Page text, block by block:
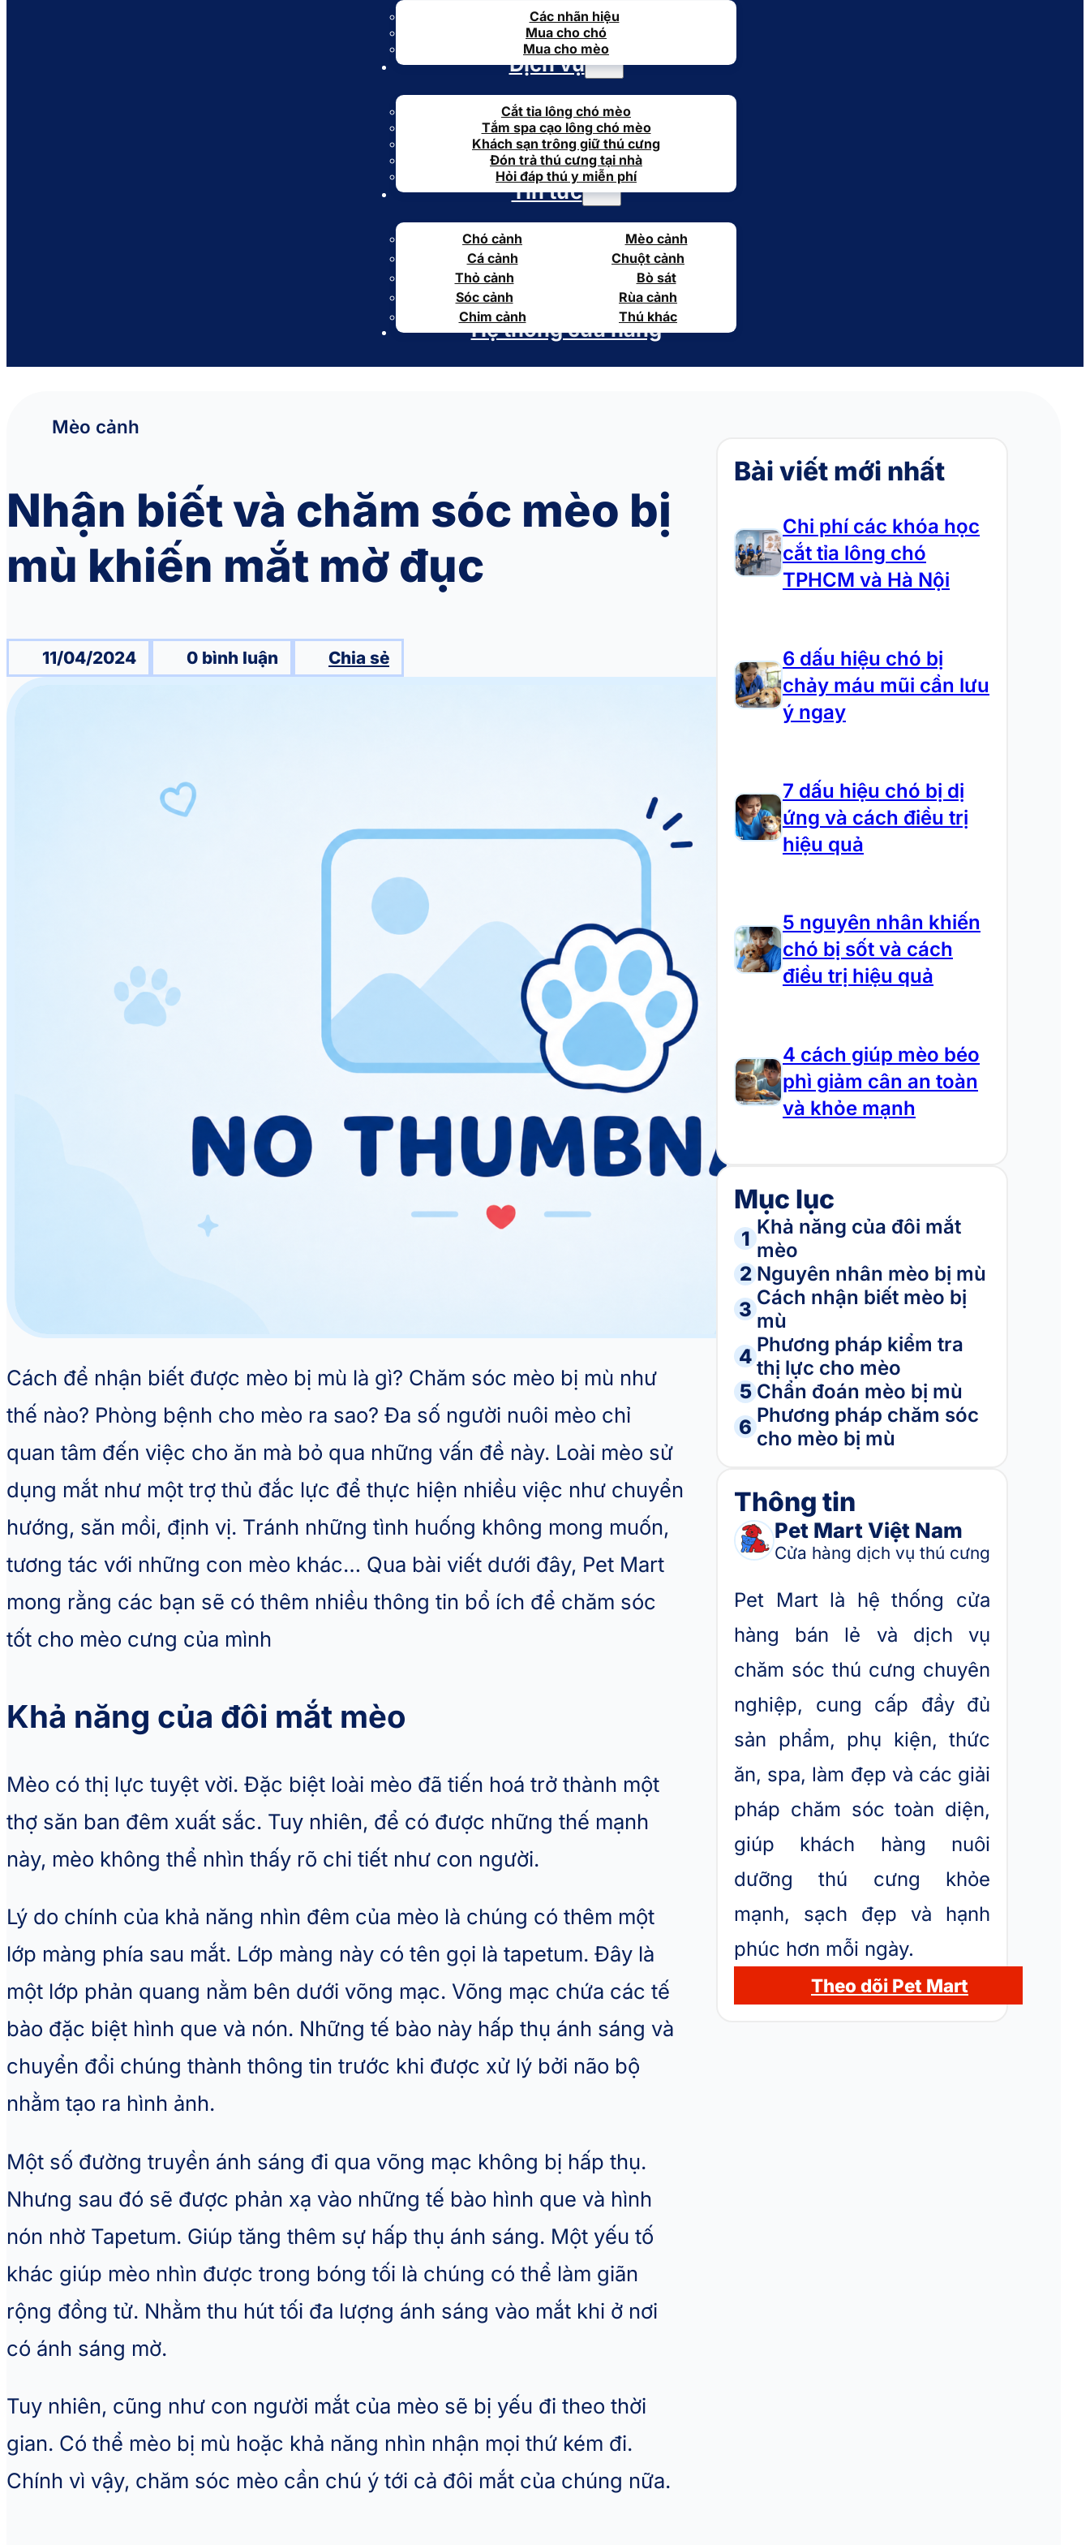
Các nhãn hiệu
Mua cho chó
Mua cho mèo
Dịch vụ
Cắt tỉa lông chó mèo
Tắm spa cạo lông chó mèo
Khách sạn trông giữ thú cưng
Đón trả thú cưng tại nhà
Hỏi đáp thú y miễn phí
Tin tức
Chó cảnh
Mèo cảnh
Cá cảnh
Chuột cảnh
Thỏ cảnh
Bò sát
Sóc cảnh
Rùa cảnh
Chim cảnh
Thú khác
Hệ thống cửa hàng
Mèo cảnh
Nhận biết và chăm sóc mèo bị
mù khiến mắt mờ đục
11/04/2024 0 bình luận Chia sẻ
Cách để nhận biết được mèo bị mù là gì? Chăm sóc mèo bị mù như
thế nào? Phòng bệnh cho mèo ra sao? Đa số người nuôi mèo chỉ
quan tâm đến việc cho ăn mà bỏ qua những vấn đề này. Loài mèo sử
dụng mắt như một trợ thủ đắc lực để thực hiện nhiều việc như chuyển
hướng, săn mồi, định vị. Tránh những tình huống không mong muốn,
tương tác với những con mèo khác… Qua bài viết dưới đây, Pet Mart
mong rằng các bạn sẽ có thêm nhiều thông tin bổ ích để chăm sóc
tốt cho mèo cưng của mình
Khả năng của đôi mắt mèo
Mèo có thị lực tuyệt vời. Đặc biệt loài mèo đã tiến hoá trở thành một
thợ săn ban đêm xuất sắc. Tuy nhiên, để có được những thế mạnh
này, mèo không thể nhìn thấy rõ chi tiết như con người.
Lý do chính của khả năng nhìn đêm của mèo là chúng có thêm một
lớp màng phía sau mắt. Lớp màng này có tên gọi là tapetum. Đây là
một lớp phản quang nằm bên dưới võng mạc. Võng mạc chứa các tế
bào đặc biệt hình que và nón. Những tế bào này hấp thụ ánh sáng và
chuyển đổi chúng thành thông tin trước khi được xử lý bởi não bộ
nhằm tạo ra hình ảnh.
Một số đường truyền ánh sáng đi qua võng mạc không bị hấp thụ.
Nhưng sau đó sẽ được phản xạ vào những tế bào hình que và hình
nón nhờ Tapetum. Giúp tăng thêm sự hấp thụ ánh sáng. Một yếu tố
khác giúp mèo nhìn được trong bóng tối là chúng có thể làm giãn
rộng đồng tử. Nhằm thu hút tối đa lượng ánh sáng vào mắt khi ở nơi
có ánh sáng mờ.
Tuy nhiên, cũng như con người mắt của mèo sẽ bị yếu đi theo thời
gian. Có thể mèo bị mù hoặc khả năng nhìn nhận mọi thứ kém đi.
Chính vì vậy, chăm sóc mèo cần chú ý tới cả đôi mắt của chúng nữa.
Bài viết mới nhất
Chi phí các khóa học
cắt tỉa lông chó
TPHCM và Hà Nội
6 dấu hiệu chó bị
chảy máu mũi cần lưu
ý ngay
7 dấu hiệu chó bị dị
ứng và cách điều trị
hiệu quả
5 nguyên nhân khiến
chó bị sốt và cách
điều trị hiệu quả
4 cách giúp mèo béo
phì giảm cân an toàn
và khỏe mạnh
Mục lục
1 Khả năng của đôi mắt
mèo
2 Nguyên nhân mèo bị mù
3 Cách nhận biết mèo bị
mù
4 Phương pháp kiểm tra
thị lực cho mèo
5 Chẩn đoán mèo bị mù
6 Phương pháp chăm sóc
cho mèo bị mù
Thông tin
Pet Mart Việt Nam
Cửa hàng dịch vụ thú cưng
Pet Mart là hệ thống cửa
hàng bán lẻ và dịch vụ
chăm sóc thú cưng chuyên
nghiệp, cung cấp đầy đủ
sản phẩm, phụ kiện, thức
ăn, spa, làm đẹp và các giải
pháp chăm sóc toàn diện,
giúp khách hàng nuôi
dưỡng thú cưng khỏe
mạnh, sạch đẹp và hạnh
phúc hơn mỗi ngày.
Theo dõi Pet Mart